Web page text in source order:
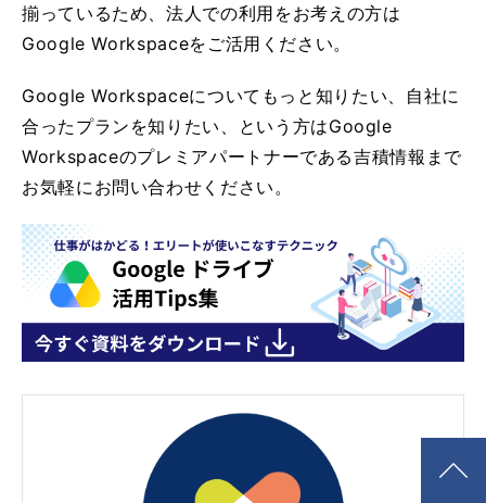
揃っているため、法人での利用をお考えの方は
Google Workspaceをご活用ください。
Google Workspaceについてもっと知りたい、自社に
合ったプランを知りたい、という方はGoogle
Workspaceのプレミアパートナーである吉積情報まで
お気軽にお問い合わせください。